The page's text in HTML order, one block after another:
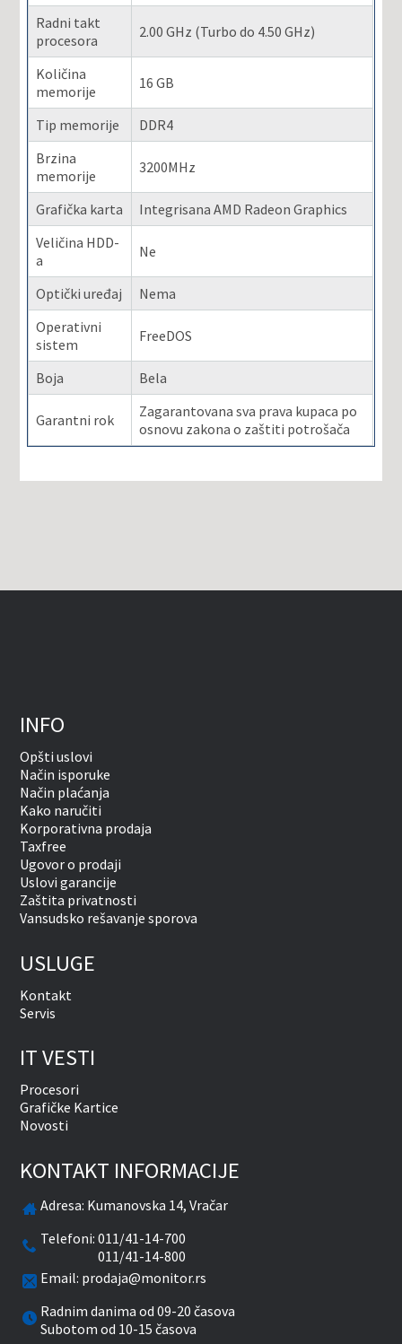
Radni takt
procesora
2.00 GHz (Turbo do 4.50 GHz)
Količina
memorije
16 GB
Tip memorije
DDR4
Brzina
memorije
3200MHz
Grafička karta
Integrisana AMD Radeon Graphics
Veličina HDD-
a
Ne
Optički uređaj
Nema
Operativni
sistem
FreeDOS
Boja Bela
Garantni rok
Zagarantovana sva prava kupaca po
osnovu zakona o zaštiti potrošača
INFO
Opšti uslovi
Način isporuke
Način plaćanja
Kako naručiti
Korporativna prodaja
Taxfree
Ugovor o prodaji
Uslovi garancije
Zaštita privatnosti
Vansudsko rešavanje sporova
USLUGE
Kontakt
Servis
IT VESTI
Procesori
Grafičke Kartice
Novosti
KONTAKT INFORMACIJE
Adresa: Kumanovska 14, Vračar
Telefoni:011/41-14-700
011/41-14-800
Email: prodaja@monitor.rs
Radnim danima od 09-20 časova
Subotom od 10-15 časova